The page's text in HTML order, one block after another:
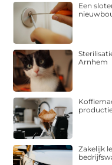
Een
Arnhem
Zakelijk